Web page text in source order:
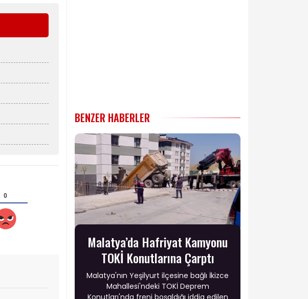
0
BENZER HABERLER
Malatya’da Hafriyat Kamyonu
TOKİ Konutlarına Çarptı
Malatya'nın Yeşilyurt ilçesine bağlı İkizce
Mahallesi'ndeki TOKİ Deprem